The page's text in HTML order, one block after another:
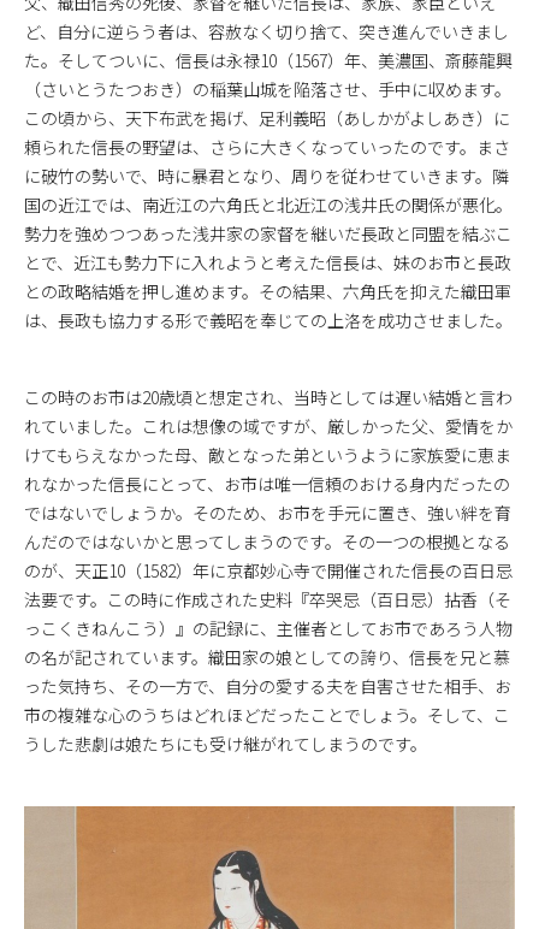
ど、自分に逆らう者は、容赦なく切り捨て、突き進んでいきまし
た。そしてついに、信長は永禄10（1567）年、美濃国、斎藤龍興
（さいとうたつおき）の稲葉山城を陥落させ、手中に収めます。
この頃から、天下布武を掲げ、足利義昭（あしかがよしあき）に
頼られた信長の野望は、さらに大きくなっていったのです。まさ
に破竹の勢いで、時に暴君となり、周りを従わせていきます。隣
国の近江では、南近江の六角氏と北近江の浅井氏の関係が悪化。
勢力を強めつつあった浅井家の家督を継いだ長政と同盟を結ぶこ
とで、近江も勢力下に入れようと考えた信長は、妹のお市と長政
との政略結婚を押し進めます。その結果、六角氏を抑えた織田軍
は、長政も協力する形で義昭を奉じての上洛を成功させました。
この時のお市は20歳頃と想定され、当時としては遅い結婚と言わ
れていました。これは想像の域ですが、厳しかった父、愛情をか
けてもらえなかった母、敵となった弟というように家族愛に恵ま
れなかった信長にとって、お市は唯一信頼のおける身内だったの
ではないでしょうか。そのため、お市を手元に置き、強い絆を育
んだのではないかと思ってしまうのです。その一つの根拠となる
のが、天正10（1582）年に京都妙心寺で開催された信長の百日忌
法要です。この時に作成された史料『卒哭忌（百日忌）拈香（そ
っこくきねんこう）』の記録に、主催者としてお市であろう人物
の名が記されています。織田家の娘としての誇り、信長を兄と慕
った気持ち、その一方で、自分の愛する夫を自害させた相手、お
市の複雑な心のうちはどれほどだったことでしょう。そして、こ
うした悲劇は娘たちにも受け継がれてしまうのです。